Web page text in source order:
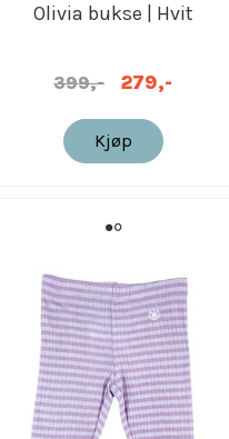
Olivia bukse | Hvit
399,- 279,-
Kjøp